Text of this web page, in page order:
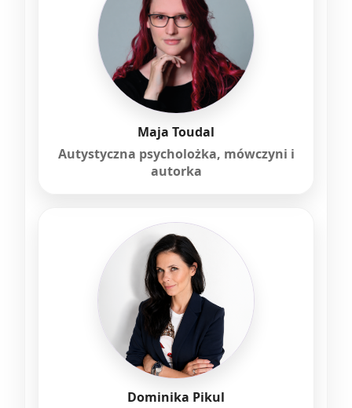
Maja Toudal
Autystyczna psycholożka, mówczyni i
autorka
Dominika Pikul